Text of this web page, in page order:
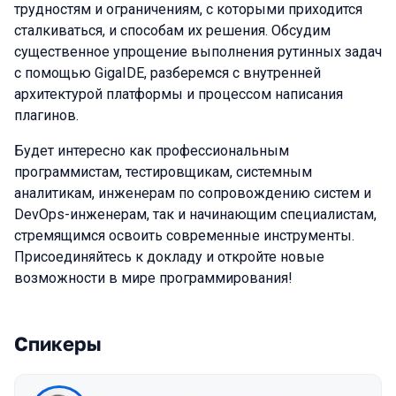
трудностям и ограничениям, с которыми приходится
сталкиваться, и способам их решения. Обсудим
существенное упрощение выполнения рутинных задач
с помощью GigaIDE, разберемся с внутренней
архитектурой платформы и процессом написания
плагинов.
Будет интересно как профессиональным
программистам, тестировщикам, системным
аналитикам, инженерам по сопровождению систем и
DevOps-инженерам, так и начинающим специалистам,
стремящимся освоить современные инструменты.
Присоединяйтесь к докладу и откройте новые
возможности в мире программирования!
Спикеры